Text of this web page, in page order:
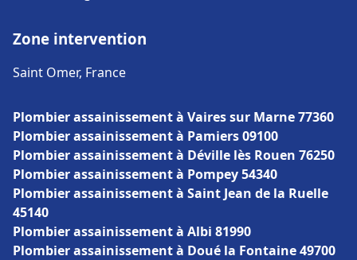
Zone intervention
Saint Omer, France
Plombier assainissement à Vaires sur Marne 77360
Plombier assainissement à Pamiers 09100
Plombier assainissement à Déville lès Rouen 76250
Plombier assainissement à Pompey 54340
Plombier assainissement à Saint Jean de la Ruelle
45140
Plombier assainissement à Albi 81990
Plombier assainissement à Doué la Fontaine 49700